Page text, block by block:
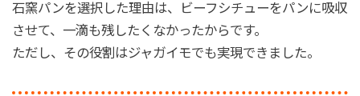
石窯パンを選択した理由は、ビーフシチューをパンに吸収
させて、一滴も残したくなかったからです。
ただし、その役割はジャガイモでも実現できました。